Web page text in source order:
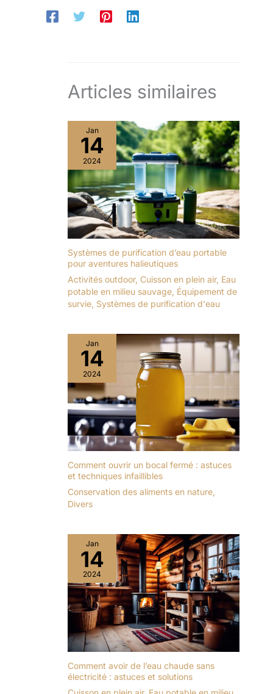
Articles similaires
Jan
14
2024
Systèmes de purification d’eau portable
pour aventures halieutiques
Activités outdoor, Cuisson en plein air, Eau
potable en milieu sauvage, Équipement de
survie, Systèmes de purification d'eau
Jan
14
2024
Comment ouvrir un bocal fermé : astuces
et techniques infaillibles
Conservation des aliments en nature,
Divers
Jan
14
2024
Comment avoir de l’eau chaude sans
électricité : astuces et solutions